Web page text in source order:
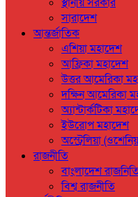
সারাদেশ
আন্তর্জাতিক
এশিয়া মহাদেশ
আফ্রিকা মহাদেশ
উত্তর আমেরিকা
দক্ষিন আমেরিকা
অ্যান্টার্কটিকা
ইউরোপ মহাদেশ
অস্ট্রেলিয়া
রাজনীতি
বাংলাদেশ
বিশ্ব রাজনীতি